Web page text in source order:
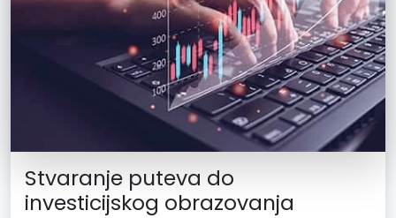
Stvaranje puteva do
investicijskog obrazovanja